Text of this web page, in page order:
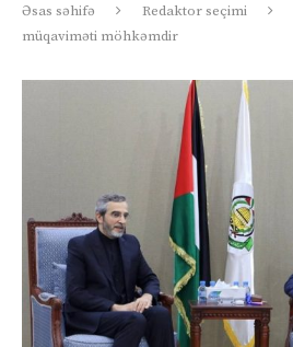
Əsas səhifə Redaktor seçimi
müqaviməti möhkəmdir